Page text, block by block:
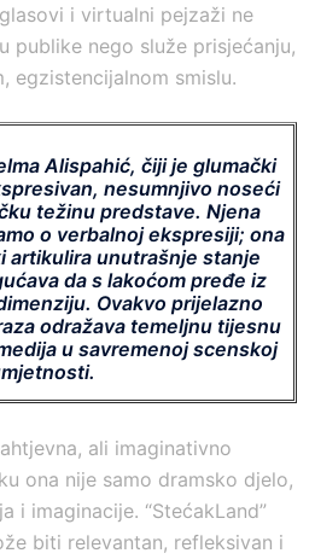
i virtualni pejzaži ne
publike nego služe prisjećanju,
egzistencijalnom smislu.
Alispahić, čiji je glumački
nesumnjivo noseći
težinu predstave. Njena
o verbalnoj ekspresiji; ona
artikulira unutrašnje stanje
da s lakoćom pređe iz
Ovakvo prijelazno
odražava temeljnu tijesnu
u savremenoj scenskoj
ali imaginativno
ona nije samo dramsko djelo,
i imaginacije. “StećakLand”
biti relevantan, refleksivan i